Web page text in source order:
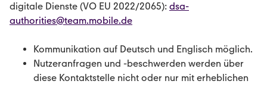
digitale Dienste (VO EU 2022/2065): dsa-
authorities@team.mobile.de
Kommunikation auf Deutsch und Englisch möglich.
Nutzeranfragen und -beschwerden werden über
diese Kontaktstelle nicht oder nur mit erheblichen